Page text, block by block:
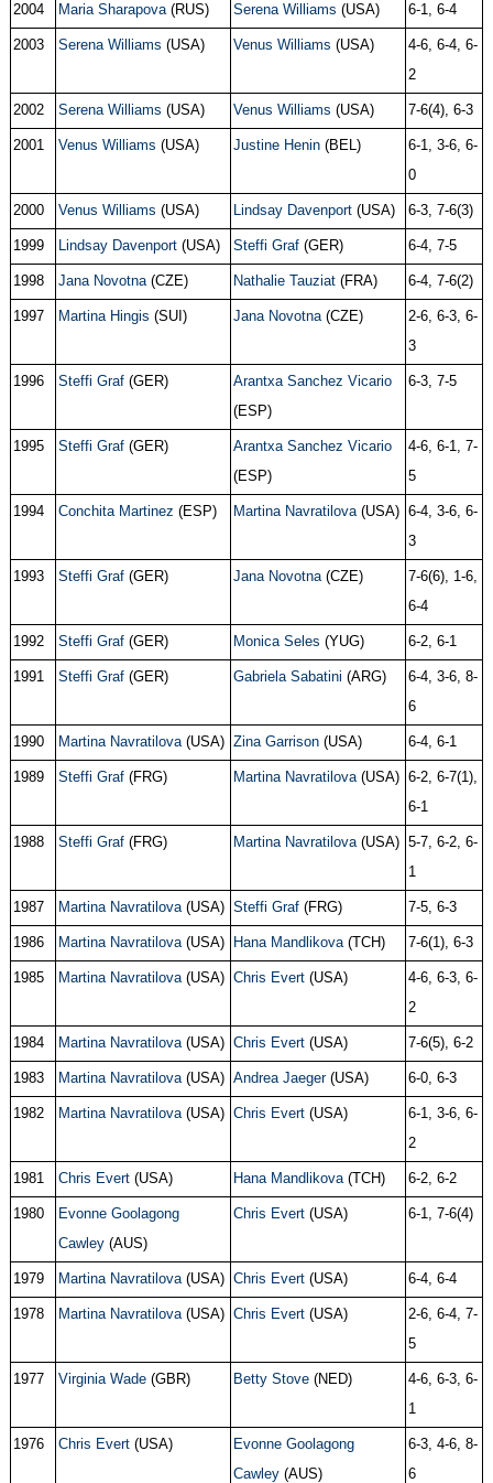
2004 Maria Sharapova(RUS) Serena Williams (USA) 6-1, 6-4
2003 Serena Williams (USA) Venus Williams (USA)
4-6, 6-4, 6-
2
2002 Serena Williams (USA) Venus Williams (USA) 7-6(4), 6-3
2001 Venus Williams (USA) Justine Henin(BEL)
6-1, 3-6, 6-
0
2000 Venus Williams (USA) Lindsay Davenport(USA) 6-3, 7-6(3)
1999 Lindsay Davenport(USA) Steffi Graf(GER) 6-4, 7-5
1998 Jana Novotna(CZE) Nathalie Tauziat(FRA) 6-4, 7-6(2)
1997 Martina Hingis (SUI) Jana Novotna(CZE)
2-6, 6-3, 6-
3
1996 Steffi Graf(GER)
Arantxa Sanchez Vicario
(ESP)
6-3, 7-5
1995 Steffi Graf(GER)
Arantxa Sanchez Vicario
(ESP)
4-6, 6-1, 7-
5
1994 Conchita Martinez (ESP) Martina Navratilova(USA) 6-4, 3-6, 6-
3
1993 Steffi Graf(GER) Jana Novotna(CZE)
7-6(6), 1-6,
6-4
1992 Steffi Graf(GER) Monica Seles (YUG) 6-2, 6-1
1991 Steffi Graf(GER) Gabriela Sabatini (ARG)
6-4, 3-6, 8-
6
1990 Martina Navratilova(USA) Zina Garrison(USA) 6-4, 6-1
1989 Steffi Graf(FRG) Martina Navratilova(USA) 6-2, 6-7(1),
6-1
1988 Steffi Graf(FRG) Martina Navratilova(USA) 5-7, 6-2, 6-
1
1987 Martina Navratilova(USA) Steffi Graf(FRG) 7-5, 6-3
1986 Martina Navratilova(USA) Hana Mandlikova(TCH) 7-6(1), 6-3
1985 Martina Navratilova(USA) Chris Evert(USA)
4-6, 6-3, 6-
2
1984 Martina Navratilova(USA) Chris Evert(USA) 7-6(5), 6-2
1983 Martina Navratilova(USA) Andrea Jaeger(USA) 6-0, 6-3
1982 Martina Navratilova(USA) Chris Evert(USA)
6-1, 3-6, 6-
2
1981 Chris Evert(USA) Hana Mandlikova(TCH) 6-2, 6-2
1980
Evonne Goolagong
Cawley(AUS)
Chris Evert(USA) 6-1, 7-6(4)
1979 Martina Navratilova(USA) Chris Evert(USA) 6-4, 6-4
1978 Martina Navratilova(USA) Chris Evert(USA)
2-6, 6-4, 7-
5
1977 Virginia Wade(GBR) Betty Stove(NED)
4-6, 6-3, 6-
1
1976 Chris Evert(USA)
Evonne Goolagong
Cawley(AUS)
6-3, 4-6, 8-
6